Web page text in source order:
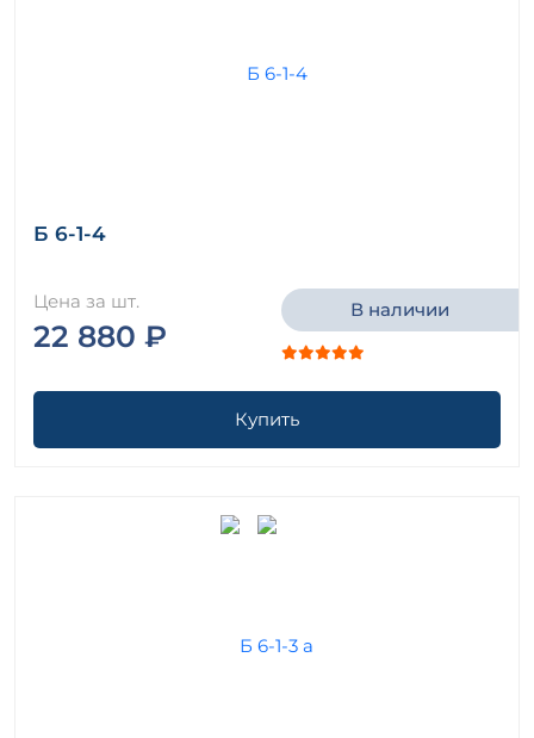
Б 6-1-4
Цена за шт.
22 880 ₽
В наличии
Купить